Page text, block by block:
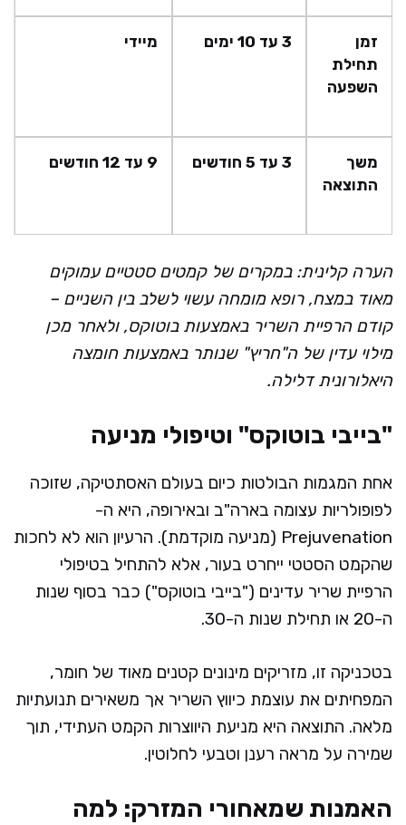
זמן
תחילת
השפעה
3 עד 10 ימים מיידי
משך
התוצאה
3 עד 5 חודשים 9 עד 12 חודשים
הערה קלינית: במקרים של קמטים סטטיים עמוקים
מאוד במצח, רופא מומחה עשוי לשלב בין השניים –
קודם הרפיית השריר באמצעות בוטוקס, ולאחר מכן
מילוי עדין של ה"חריץ" שנותר באמצעות חומצה
היאלורונית דלילה.
"בייבי בוטוקס" וטיפולי מניעה
אחת המגמות הבולטות כיום בעולם האסתטיקה, שזוכה
לפופולריות עצומה בארה"ב ובאירופה, היא ה-
Prejuvenation (מניעה מוקדמת). הרעיון הוא לא לחכות
שהקמט הסטטי ייחרט בעור, אלא להתחיל בטיפולי
הרפיית שריר עדינים ("בייבי בוטוקס") כבר בסוף שנות
ה-20 או תחילת שנות ה-30.
בטכניקה זו, מזריקים מינונים קטנים מאוד של חומר,
המפחיתים את עוצמת כיווץ השריר אך משאירים תנועתיות
מלאה. התוצאה היא מניעת היווצרות הקמט העתידי, תוך
שמירה על מראה רענן וטבעי לחלוטין.
האמנות שמאחורי המזרק: למה